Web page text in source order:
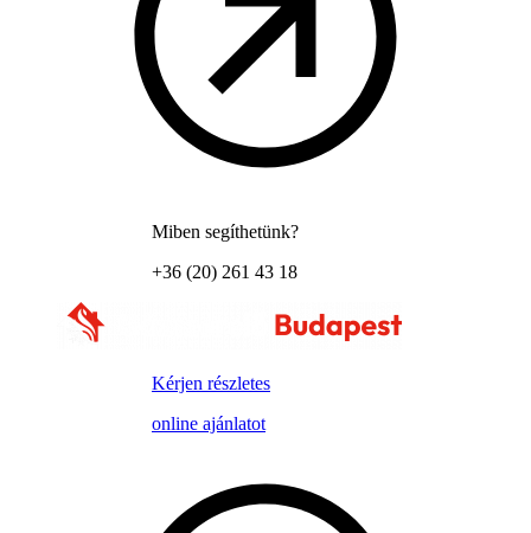
Miben segíthetünk?
+36 (20) 261 43 18
Kérjen részletes
online ajánlatot